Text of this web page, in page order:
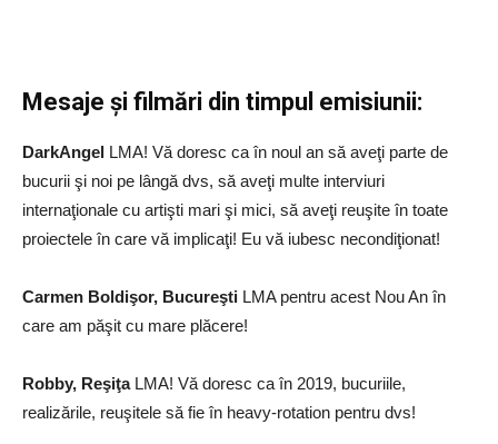
Mesaje și filmări din timpul emisiunii:
DarkAngel LMA! Vă doresc ca în noul an să aveţi parte de
bucurii şi noi pe lângă dvs, să aveţi multe interviuri
internaţionale cu artişti mari şi mici, să aveţi reuşite în toate
proiectele în care vă implicaţi! Eu vă iubesc necondiţionat!
Carmen Boldişor, Bucureşti LMA pentru acest Nou An în
care am păşit cu mare plăcere!
Robby, ReşiţaLMA! Vă doresc ca în 2019, bucuriile,
realizările, reuşitele să fie în heavy-rotation pentru dvs!